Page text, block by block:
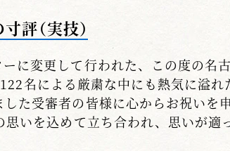
評（実技）
に変更して行われた、この度の名
名による厳粛な中にも熱気に溢れ
た受審者の皆様に心からお祝いを
いを込めて立ち合われ、思いが適